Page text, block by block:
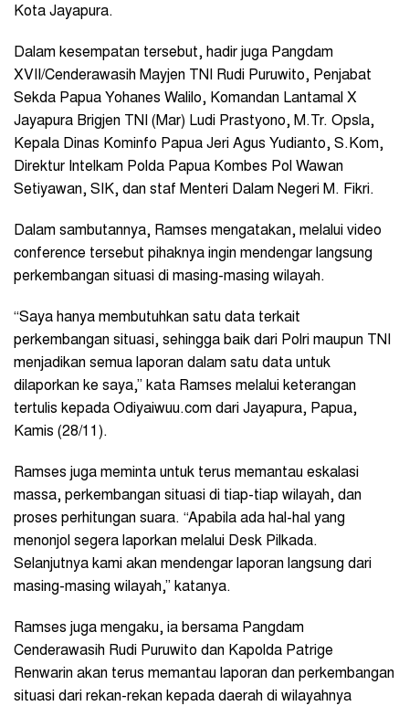
Kota Jayapura.
Dalam kesempatan tersebut, hadir juga Pangdam
XVII/Cenderawasih Mayjen TNI Rudi Puruwito, Penjabat
Sekda Papua Yohanes Walilo, Komandan Lantamal X
Jayapura Brigjen TNI (Mar) Ludi Prastyono, M.Tr. Opsla,
Kepala Dinas Kominfo Papua Jeri Agus Yudianto, S.Kom,
Direktur Intelkam Polda Papua Kombes Pol Wawan
Setiyawan, SIK, dan staf Menteri Dalam Negeri M. Fikri.
Dalam sambutannya, Ramses mengatakan, melalui video
conference tersebut pihaknya ingin mendengar langsung
perkembangan situasi di masing-masing wilayah.
“Saya hanya membutuhkan satu data terkait
perkembangan situasi, sehingga baik dari Polri maupun TNI
menjadikan semua laporan dalam satu data untuk
dilaporkan ke saya,” kata Ramses melalui keterangan
tertulis kepada Odiyaiwuu.com dari Jayapura, Papua,
Kamis (28/11).
Ramses juga meminta untuk terus memantau eskalasi
massa, perkembangan situasi di tiap-tiap wilayah, dan
proses perhitungan suara. “Apabila ada hal-hal yang
menonjol segera laporkan melalui Desk Pilkada.
Selanjutnya kami akan mendengar laporan langsung dari
masing-masing wilayah,” katanya.
Ramses juga mengaku, ia bersama Pangdam
Cenderawasih Rudi Puruwito dan Kapolda Patrige
Renwarin akan terus memantau laporan dan perkembangan
situasi dari rekan-rekan kepada daerah di wilayahnya